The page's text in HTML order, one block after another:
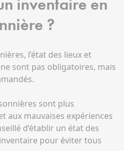
inventaire en
?
l’état des lieux et
ne sont pas obligatoires, mais
sont plus
aux mauvaises expériences
d’établir un état des
pour éviter tous